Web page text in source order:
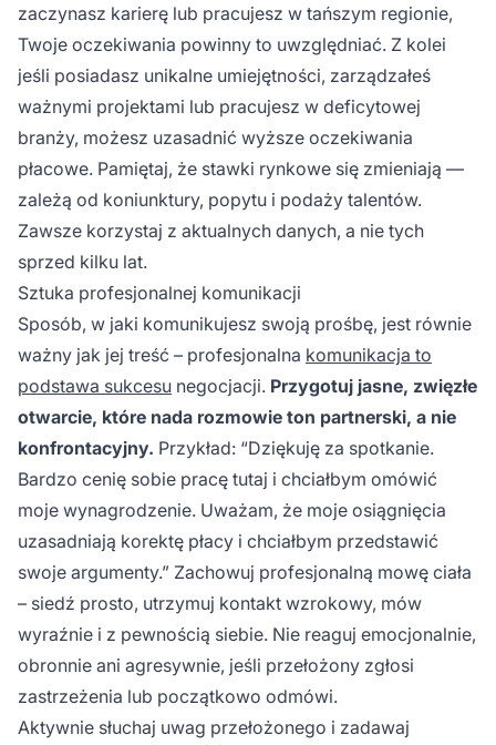
zaczynasz karierę lub pracujesz w tańszym regionie,
Twoje oczekiwania powinny to uwzględniać. Z kolei
jeśli posiadasz unikalne umiejętności, zarządzałeś
ważnymi projektami lub pracujesz w deficytowej
branży, możesz uzasadnić wyższe oczekiwania
płacowe. Pamiętaj, że stawki rynkowe się zmieniają —
zależą od koniunktury, popytu i podaży talentów.
Zawsze korzystaj z aktualnych danych, a nie tych
sprzed kilku lat.
Sztuka profesjonalnej komunikacji
Sposób, w jaki komunikujesz swoją prośbę, jest równie
ważny jak jej treść – profesjonalna komunikacja to
podstawa sukcesu negocjacji. Przygotuj jasne, zwięzłe
otwarcie, które nada rozmowie ton partnerski, a nie
konfrontacyjny. Przykład: “Dziękuję za spotkanie.
Bardzo cenię sobie pracę tutaj i chciałbym omówić
moje wynagrodzenie. Uważam, że moje osiągnięcia
uzasadniają korektę płacy i chciałbym przedstawić
swoje argumenty.” Zachowuj profesjonalną mowę ciała
– siedź prosto, utrzymuj kontakt wzrokowy, mów
wyraźnie i z pewnością siebie. Nie reaguj emocjonalnie,
obronnie ani agresywnie, jeśli przełożony zgłosi
zastrzeżenia lub początkowo odmówi.
Aktywnie słuchaj uwag przełożonego i zadawaj